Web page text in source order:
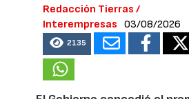
Redacción Tierras /
Interempresas
03/08/2026
2135